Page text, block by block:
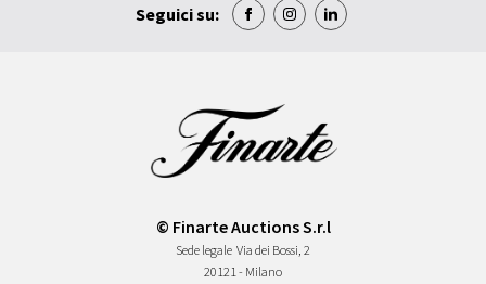
Seguici su:
© Finarte Auctions S.r.l
Sede legale Via dei Bossi, 2
20121 - Milano